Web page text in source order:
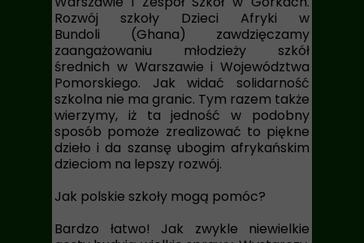
Rozwój szkoły Dzieci Afryki w
Bundoli (Ghana) zawdzięczamy
zaangażowaniu młodzieży szkół
średnich w Warszawie i Województwa
Pomorskiego. Jak widać solidarność
szkolna nie ma granic. Tym razem także
wierzymy, iż ta jedność w podobny
sposób pomoże zrealizować to piękne
dzieło i da szansę ubogim afrykańskim
dzieciom na lepszy rozwój.
Jak polskie szkoły mogą pomóc?
Bardzo łatwo! Jak zwykle niewielkie